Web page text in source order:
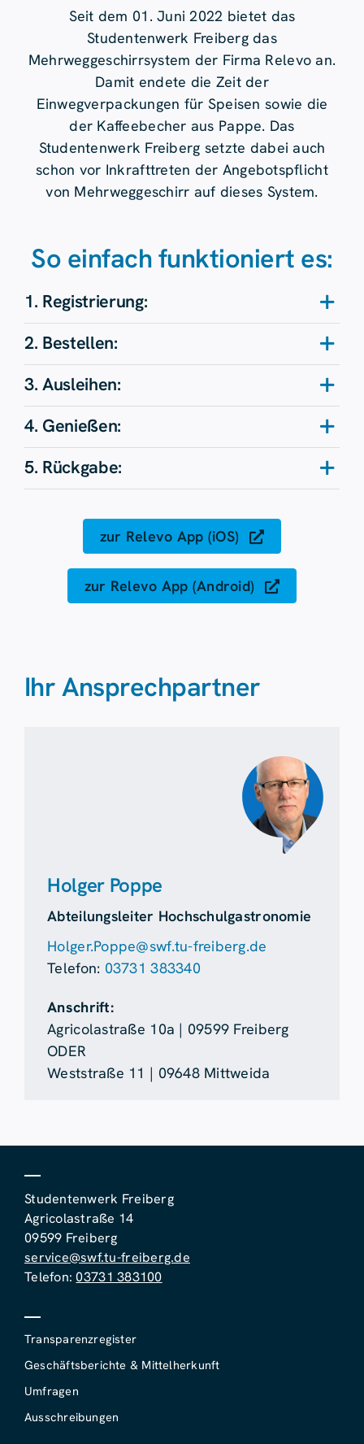
Seit dem 01. Juni 2022 bietet das
Studentenwerk Freiberg das
Mehrweggeschirrsystem der Firma Relevo an.
Damit endete die Zeit der
Einwegverpackungen für Speisen sowie die
der Kaffeebecher aus Pappe. Das
Studentenwerk Freiberg setzte dabei auch
schon vor Inkrafttreten der Angebotspflicht
von Mehrweggeschirr auf dieses System.
So einfach funktioniert es:
1. Registrierung:
2. Bestellen:
3. Ausleihen:
4. Genießen:
5. Rückgabe:
zur Relevo App (iOS)
zur Relevo App (Android)
Ihr Ansprechpartner
Holger Poppe
Abteilungsleiter Hochschulgastronomie
Holger.Poppe@swf.tu-freiberg.de
Telefon: 03731 383340
Anschrift:
Agricolastraße 10a | 09599 Freiberg
ODER
Weststraße 11 | 09648 Mittweida
Studentenwerk Freiberg
Agricolastraße 14
09599 Freiberg
service@swf.tu-freiberg.de
Telefon:03731 383100
Transparenzregister
Geschäftsberichte & Mittelherkunft
Umfragen
Ausschreibungen